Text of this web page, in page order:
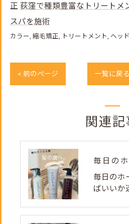
正 荻窪で種類豊富なトリートメ
スパを施術
カラー 縮毛矯正 トリートメント ヘッ
< 前のページ 一覧に戻る
関連記
毎日のホ
ばいいか